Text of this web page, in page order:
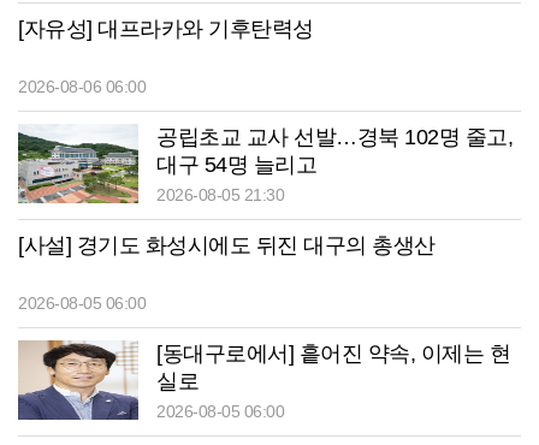
[자유성] 대프라카와 기후탄력성
2026-08-06 06:00
공립초교 교사 선발…경북 102명 줄고,
대구 54명 늘리고
2026-08-05 21:30
[사설] 경기도 화성시에도 뒤진 대구의 총생산
2026-08-05 06:00
[동대구로에서] 흩어진 약속, 이제는 현
실로
2026-08-05 06:00